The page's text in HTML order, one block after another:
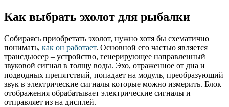
Как выбрать эхолот для рыбалки
Собираясь приобретать эхолот, нужно хотя бы схематично
понимать, как он работает. Основной его частью является
трансдьюсер – устройство, генерирующее направленный
звуковой сигнал в толщу воды. Эхо, отраженное от дна и
подводных препятствий, попадает на модуль, преобразующий
звук в электрические сигналы которые можно измерить. Блок
отображения обрабатывает электрические сигналы и
отправляет из на дисплей.